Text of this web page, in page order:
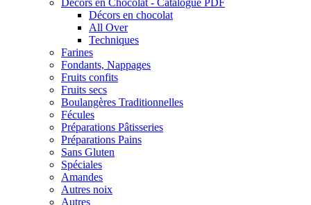
Décors en Chocolat - Catalogue PDF
Décors en chocolat
All Over
Techniques
Farines
Fondants, Nappages
Fruits confits
Fruits secs
Boulangères Traditionnelles
Fécules
Préparations Pâtisseries
Préparations Pains
Sans Gluten
Spéciales
Amandes
Autres noix
Autres